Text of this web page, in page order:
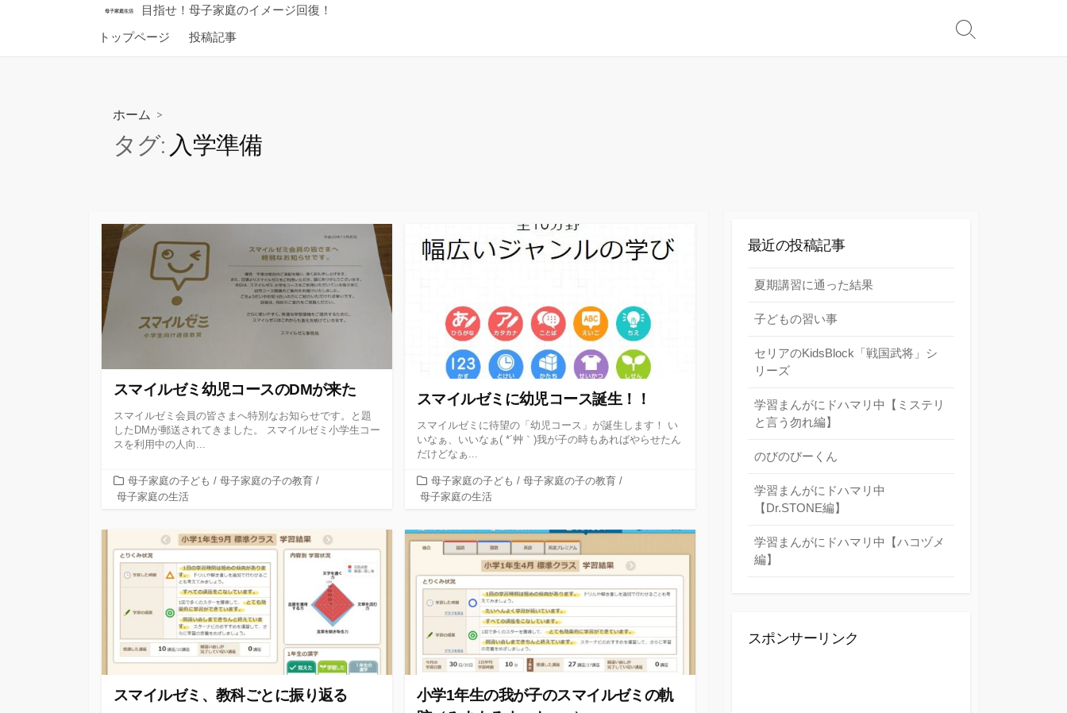
母子家庭生活 目指せ！母子家庭のイメージ回復！
トップページ 投稿記事
検
ホーム >
タグ: 入学準備
スマイルゼミ幼児コースのDMが来た
スマイルゼミ会員の皆さまへ特別なお知らせです。と題
したDMが郵送されてきました。 スマイルゼミ小学生コー
スを利用中の人向...
カ
テ
母子家庭の子ども / 母子家庭の子の教育 /
母子家庭の生活
スマイルゼミに幼児コース誕生！！
スマイルゼミに待望の「幼児コース」が誕生します！ い
いなぁ、いいなぁ( *´艸｀)我が子の時もあればやらせたん
だけどなぁ...
カ
テ
リ
ー
母子家庭の子ども / 母子家庭の子の教育 /
母子家庭の生活
スマイルゼミ、教科ごとに振り返る
小学1年生の我が子のスマイルゼミの軌
最近の投稿記事
夏期講習に通った結果
子どもの習い事
セリアのKidsBlock「戦国武将」シ
リーズ
学習まんがにドハマリ中【ミステリ
と言う勿れ編】
のびのびーくん
学習まんがにドハマリ中
【Dr.STONE編】
学習まんがにドハマリ中【ハコヅメ
編】
スポンサーリンク